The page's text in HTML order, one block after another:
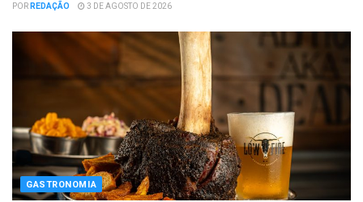
PORREDAÇÃO 3 DE AGOSTO DE 2026
GASTRONOMIA